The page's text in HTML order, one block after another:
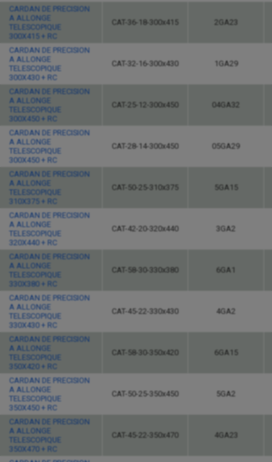
CARDAN DE PRECISION
A ALLONGE
TELESCOPIQUE
300X415 + RC
CAT-36-18-300x415 2GA23
CARDAN DE PRECISION
A ALLONGE
TELESCOPIQUE
300X430 + RC
CAT-32-16-300x430 1GA29
CARDAN DE PRECISION
A ALLONGE
TELESCOPIQUE
300X450 + RC
CAT-25-12-300x450 04GA32
CARDAN DE PRECISION
A ALLONGE
TELESCOPIQUE
300X450 + RC
CAT-28-14-300x450 05GA29
CARDAN DE PRECISION
A ALLONGE
TELESCOPIQUE
310X375 + RC
CAT-50-25-310x375 5GA15
CARDAN DE PRECISION
A ALLONGE
TELESCOPIQUE
320X440 + RC
CAT-42-20-320x440 3GA2
CARDAN DE PRECISION
A ALLONGE
TELESCOPIQUE
330X380 + RC
CAT-58-30-330x380 6GA1
CARDAN DE PRECISION
A ALLONGE
TELESCOPIQUE
330X430 + RC
CAT-45-22-330x430 4GA2
CARDAN DE PRECISION
A ALLONGE
TELESCOPIQUE
350X420 + RC
CAT-58-30-350x420 6GA15
CARDAN DE PRECISION
A ALLONGE
TELESCOPIQUE
350X450 + RC
CAT-50-25-350x450 5GA2
CARDAN DE PRECISION
A ALLONGE
TELESCOPIQUE
350X470 + RC
CAT-45-22-350x470 4GA23